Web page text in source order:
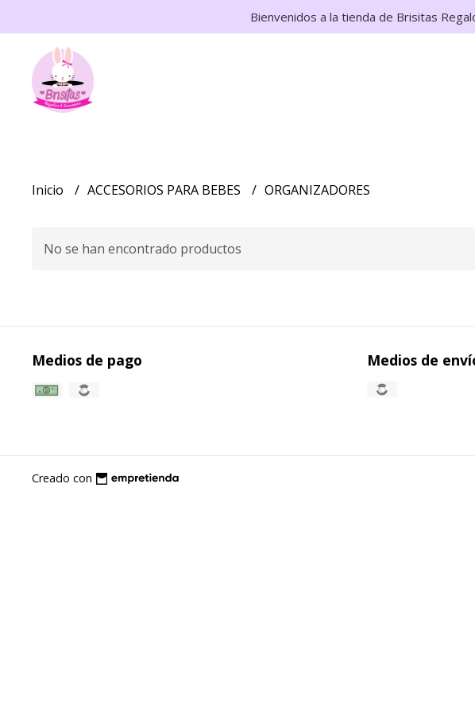
Bienvenidos a la tienda de Brisitas
Inicio ACCESORIOS PARA BEBES ORGANIZADORES
No se han encontrado productos
Medios de pago Medios de
Creado con